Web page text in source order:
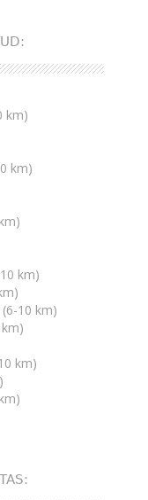
km)
km)
km)
10 km)
km)